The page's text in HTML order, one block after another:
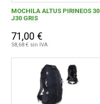
MOCHILA ALTUS PIRINEOS 30
J30 GRIS
71,00 €
58,68 € sin IVA